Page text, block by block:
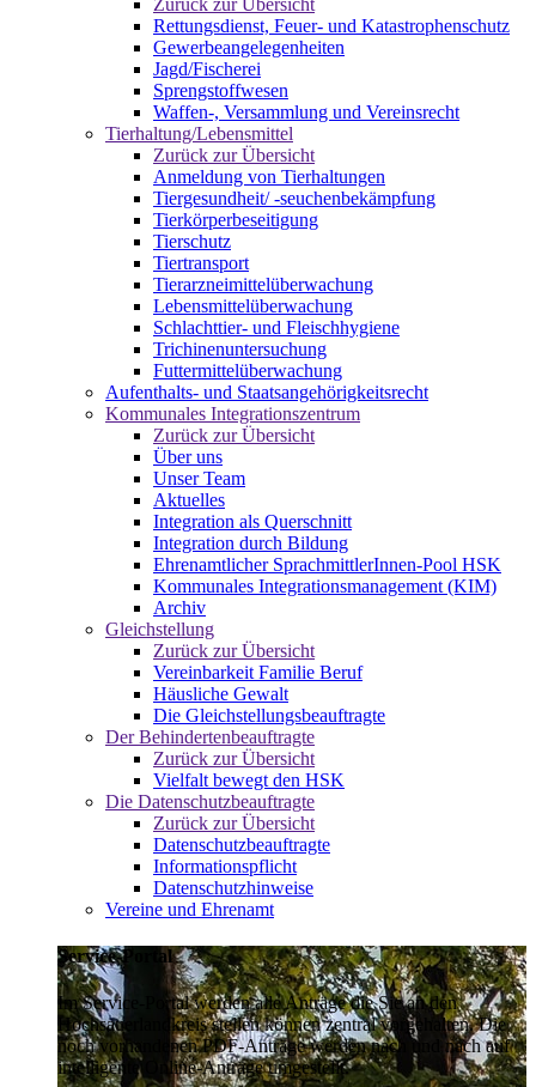
Rettungsdienst, Feuer- und Katastrophenschutz
Gewerbeangelegenheiten
Jagd/Fischerei
Sprengstoffwesen
Waffen-, Versammlung und Vereinsrecht
Tierhaltung/Lebensmittel
Zurück zur Übersicht
Anmeldung von Tierhaltungen
Tiergesundheit/ -seuchenbekämpfung
Tierkörperbeseitigung
Tierschutz
Tiertransport
Tierarzneimittelüberwachung
Lebensmittelüberwachung
Schlachttier- und Fleischhygiene
Trichinenuntersuchung
Futtermittelüberwachung
Aufenthalts- und Staatsangehörigkeitsrecht
Kommunales Integrationszentrum
Zurück zur Übersicht
Über uns
Unser Team
Aktuelles
Integration als Querschnitt
Integration durch Bildung
Ehrenamtlicher SprachmittlerInnen-Pool HSK
Kommunales Integrationsmanagement (KIM)
Archiv
Gleichstellung
Zurück zur Übersicht
Vereinbarkeit Familie Beruf
Häusliche Gewalt
Die Gleichstellungsbeauftragte
Der Behindertenbeauftragte
Zurück zur Übersicht
Vielfalt bewegt den HSK
Die Datenschutzbeauftragte
Zurück zur Übersicht
Datenschutzbeauftragte
Informationspflicht
Datenschutzhinweise
Vereine und Ehrenamt
Service-Portal
Im Service-Portal werden alle Anträge die Sie an den
Hochsauerlandkreis stellen können zentral vorgehalten. Die
noch vorhandenen PDF-Anträge werden nach und nach auf
intelligente Online-Anträge umgestellt.